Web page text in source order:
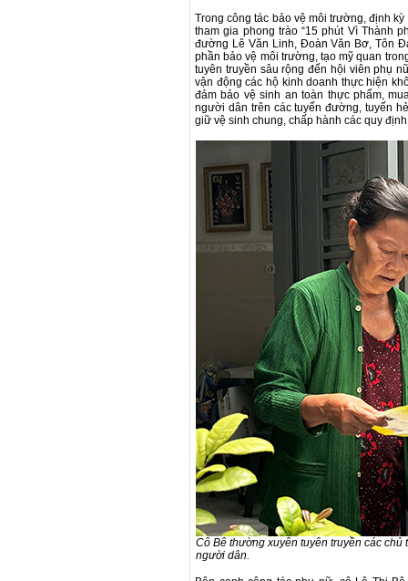
Trong công tác bảo vệ môi trường, định
tham gia phong trào “15 phút Vì Thành
đường Lê Văn Linh, Đoàn Văn Bơ, Tôn
phần bảo vệ môi trường, tạo mỹ quan
tuyên truyền sâu rộng đến hội viên phụ
vận động các hộ kinh doanh thực hiện
đảm bảo vệ sinh an toàn thực phẩm,
người dân trên các tuyến đường, tuyến
giữ vệ sinh chung, chấp hành các quy
Cô Bê thường xuyên tuyên truyền các
người dân.